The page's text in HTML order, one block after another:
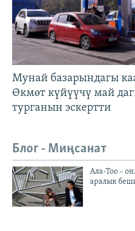
Мунай базарындагы
Өкмөт күйүүчү май
турганын эскертти
Блог - Миңсанат
Ала-Тоо –
аралык